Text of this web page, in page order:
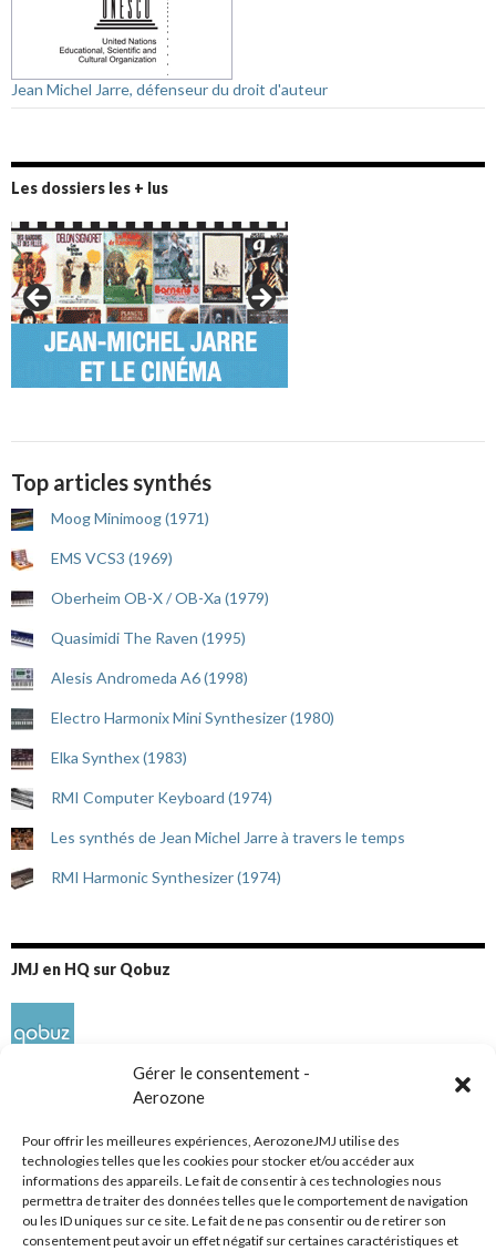
Gérer le consentement -
Aerozone
Pour offrir les meilleures expériences, AerozoneJMJ utilise des
technologies telles que les cookies pour stocker et/ou accéder aux
informations des appareils. Le fait de consentir à ces technologies nous
permettra de traiter des données telles que le comportement de navigation
ou les ID uniques sur ce site. Le fait de ne pas consentir ou de retirer son
consentement peut avoir un effet négatif sur certaines caractéristiques et
Jean Michel Jarre, défenseur du droit d'auteur
Les dossiers les + lus
Top articles synthés
Moog Minimoog (1971)
EMS VCS3 (1969)
Oberheim OB-X / OB-Xa (1979)
Quasimidi The Raven (1995)
Alesis Andromeda A6 (1998)
Electro Harmonix Mini Synthesizer (1980)
Elka Synthex (1983)
RMI Computer Keyboard (1974)
Les synthés de Jean Michel Jarre à travers le temps
RMI Harmonic Synthesizer (1974)
JMJ en HQ sur Qobuz
Réseaux sociaux